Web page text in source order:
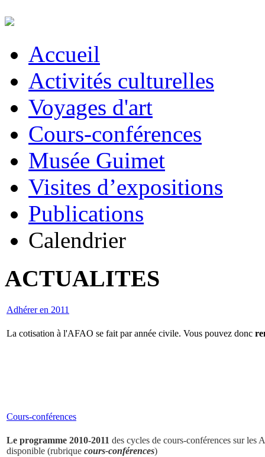
Accueil
Activités culturelles
Voyages d'art
Cours-conférences
Musée Guimet
Visites d’expositions
Publications
Calendrier
ACTUALITES
Adhérer en 2011
La cotisation à l'AFAO se fait par année civile. Vous pouvez donc
Cours-conférences
Le programme 2010-2011 des cycles de cours-conférences sur
disponible (rubrique cours-conférences)